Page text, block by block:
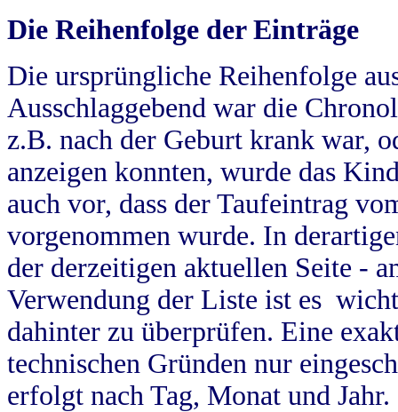
Die Reihenfolge der Einträge
Die ursprüngliche Reihenfolge
Ausschlaggebend war die
z.B. nach der Geburt krank war,
anzeigen konnten, wurde das
auch vor, dass der Taufeintrag
vorgenommen wurde. In
der derzeitigen aktuellen Seite -
Verwendung der Liste ist es
dahinter zu überprüfen. Eine
technischen Gründen nur
erfolgt nach Tag, Monat und Jahr.